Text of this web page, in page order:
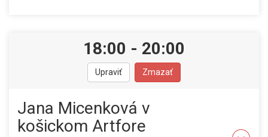
18:00 - 20:00
Upraviť Zmazať
Jana Micenková v
košickom Artfore